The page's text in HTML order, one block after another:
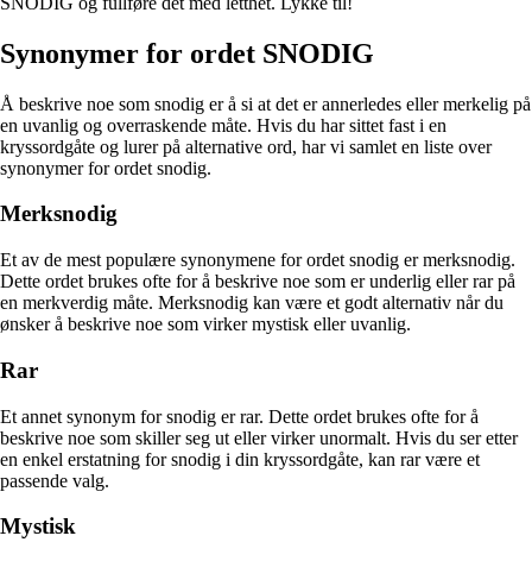
Synonymer for ordet SNODIG
Å beskrive noe som snodig er å si at det er annerledes eller merkelig på
en uvanlig og overraskende måte. Hvis du har sittet fast i en
kryssordgåte og lurer på alternative ord, har vi samlet en liste over
synonymer for ordet snodig.
Merksnodig
Et av de mest populære synonymene for ordet snodig er merksnodig.
Dette ordet brukes ofte for å beskrive noe som er underlig eller rar på
en merkverdig måte. Merksnodig kan være et godt alternativ når du
ønsker å beskrive noe som virker mystisk eller uvanlig.
Rar
Et annet synonym for snodig er rar. Dette ordet brukes ofte for å
beskrive noe som skiller seg ut eller virker unormalt. Hvis du ser etter
en enkel erstatning for snodig i din kryssordgåte, kan rar være et
passende valg.
Mystisk